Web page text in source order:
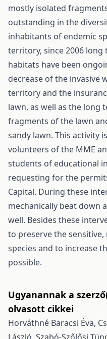
mostly isolated
outstanding in the
inhabitants of endemic
territory, since 2006
habitats have been
decrease of the invasive
territory and the
lawn, as well as the long
fragments of the lawn
sandy lawn. This activity
volunteers of the MME
students of educational
requesting for the
Capital. During these
mechanically beat down
well. Besides these
to preserve the
species and to increase
possible.
Ugyanannak a
olvasott cikkei
Horváthné Baracsi Éva,